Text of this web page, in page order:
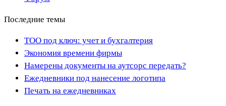
Последние темы
ТОО под ключ: учет и бухгалтерия
Экономия времени фирмы
Намерены документы на аутсорс передать?
Ежедневники под нанесение логотипа
Печать на ежедневниках